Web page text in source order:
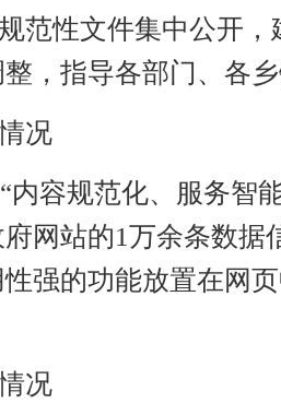
范性文件集中公开
，指导各部门、各
况
内容规范化、服务智
网站的1万余条数
强的功能放置在网
况